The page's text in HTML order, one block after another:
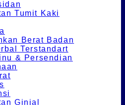
Tumit Kaki
Berat Badan
Terstandart
& Persendian
Ginjal